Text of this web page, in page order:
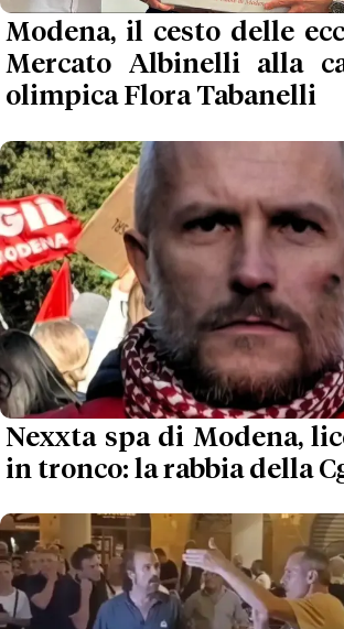
Modena, il cesto delle
Mercato Albinelli alla
olimpica Flora Tabanelli
Nexxta spa di Modena,
in tronco: la rabbia della